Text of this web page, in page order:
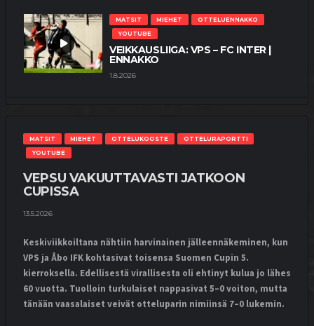
MATSIT MIEHET
OTTELUENNAKKO
YOUTUBE
VEIKKAUSLIIGA: VPS – FC INTER |
ENNAKKO
1.8.2026
OTTELURAPORTTI
YOUTUBE
YKSITTÄINEN KATASTROFI”
VEIKKAUSLIIGA: KUPS – VPS |
ENNAKKO
24.7.2026
MATSIT MIEHET OTTELUKOOSTE
OTTELURAPORTTI
YOUTUBE
VEPSU VAKUUTTAVASTI JATKOON
CUPISSA
13.5.2026
Keskiviikkoiltana nähtiin harvinainen jälleennäkeminen, kun
VPS ja Åbo IFK kohtasivat toisensa Suomen Cupin 5.
kierroksella. Edellisestä virallisesta oli ehtinyt kulua jo lähes
60 vuotta. Tuolloin turkulaiset nappasivat 5–0 voiton, mutta
tänään vaasalaiset veivät otteluparin nimiinsä 7–0 lukemin.